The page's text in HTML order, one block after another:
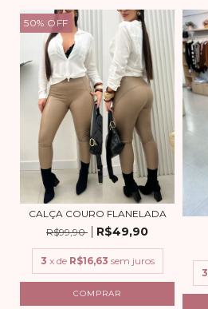
50% OFF
CALÇA COURO FLANELADA
R$99,90
R$49,90
3 x de R$16,63 sem juros
COMPRAR
3